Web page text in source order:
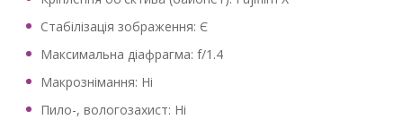
Стабілізація зображення: Є
Максимальна діафрагма: f/1.4
Макрознімання: Ні
Пило-, вологозахист: Ні